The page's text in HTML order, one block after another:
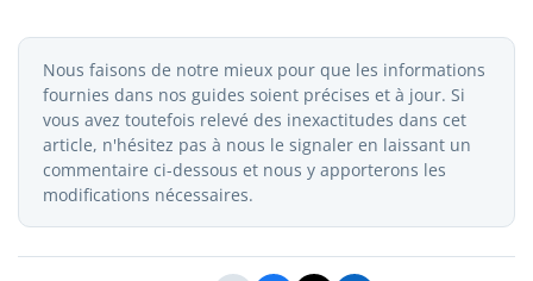
Nous faisons de notre mieux pour que les informations
fournies dans nos guides soient précises et à jour. Si
vous avez toutefois relevé des inexactitudes dans cet
article, n'hésitez pas à nous le signaler en laissant un
commentaire ci-dessous et nous y apporterons les
modifications nécessaires.